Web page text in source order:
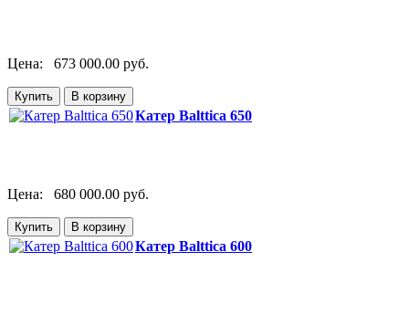
Цена: 673 000.00 руб.
Катер Balttica 650
Цена: 680 000.00 руб.
Катер Balttica 600